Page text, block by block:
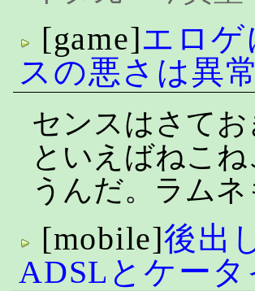
[game]エロ
スの悪さは異常
センスはさて
といえばねこ
うんだ。ラム
[mobile]後出
ADSLとケータ